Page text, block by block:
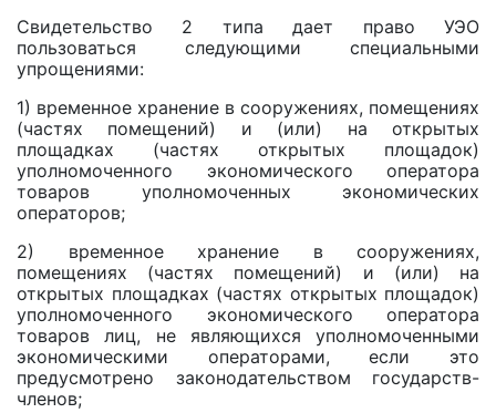
Свидетельство 2 типа дает право УЭО
пользоваться следующими специальными
упрощениями:
1) временное хранение в сооружениях, помещениях
(частях помещений) и (или) на открытых
площадках (частях открытых площадок)
уполномоченного экономического оператора
товаров уполномоченных экономических
операторов;
2) временное хранение в сооружениях,
помещениях (частях помещений) и (или) на
открытых площадках (частях открытых площадок)
уполномоченного экономического оператора
товаров лиц, не являющихся уполномоченными
экономическими операторами, если это
предусмотрено законодательством государств-
членов;